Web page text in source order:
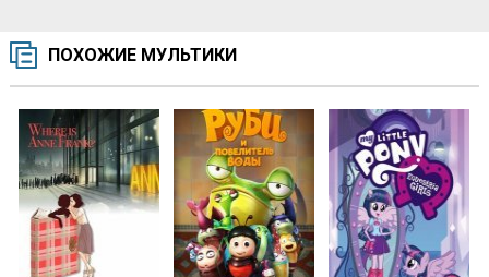
ПОХОЖИЕ МУЛЬТИКИ